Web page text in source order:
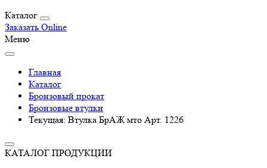
Каталог
Заказать Online
Меню
Главная
Каталог
Бронзовый прокат
Бронзовые втулки
Текущая: Втулка БрАЖ мто Арт. 1226
КАТАЛОГ ПРОДУКЦИИ